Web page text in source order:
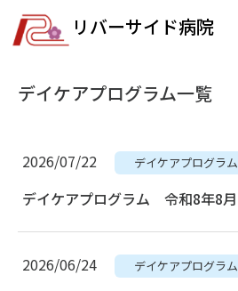
リバーサイド病院
デイケアプログラム一覧
2026/07/22 デイケアプログラム
デイケアプログラム 令和8年8月
2026/06/24 デイケアプログラム